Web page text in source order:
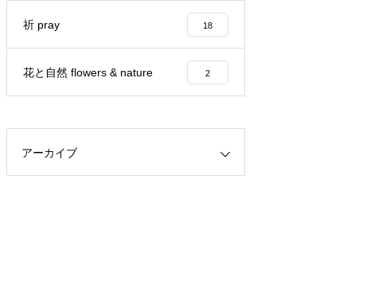
祈 pray 18
花と自然 flowers & nature 2
アーカイブ